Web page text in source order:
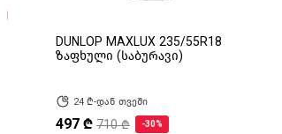
DUNLOP MAXLUX 235/55R18
ზაფხული (საბურავი)
24 ₾-დან თვეში
497 ₾ 710 ₾ -30%